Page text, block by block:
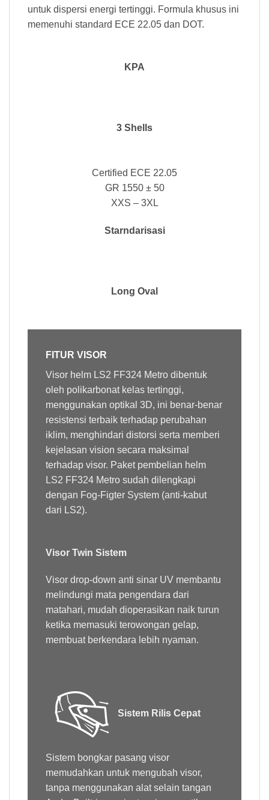
untuk dispersi energi tertinggi. Formula khusus ini
memenuhi standard ECE 22.05 dan DOT.
KPA
3 Shells
Certified ECE 22.05
GR 1550 ± 50
XXS – 3XL
Starndarisasi
Long Oval
FITUR VISOR
Visor helm LS2 FF324 Metro dibentuk
oleh polikarbonat kelas tertinggi,
menggunakan optikal 3D, ini benar-benar
resistensi terbaik terhadap perubahan
iklim, menghindari distorsi serta memberi
kejelasan vision secara maksimal
terhadap visor. Paket pembelian helm
LS2 FF324 Metro sudah dilengkapi
dengan Fog-Figter System (anti-kabut
dari LS2).
Visor Twin Sistem
Visor drop-down anti sinar UV membantu
melindungi mata pengendara dari
matahari, mudah dioperasikan naik turun
ketika memasuki terowongan gelap,
membuat berkendara lebih nyaman.
Sistem Rilis Cepat
Sistem bongkar pasang visor
memudahkan untuk mengubah visor,
tanpa menggunakan alat selain tangan